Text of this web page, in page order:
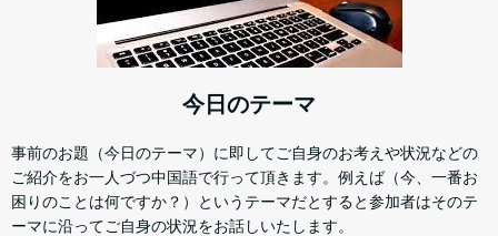
今日のテーマ
事前のお題（今日のテーマ）に即してご自身のお考えや状況などの
ご紹介をお一人づつ中国語で行って頂きます。例えば（今、一番お
困りのことは何ですか？）というテーマだとすると参加者はそのテ
ーマに沿ってご自身の状況をお話しいたします。